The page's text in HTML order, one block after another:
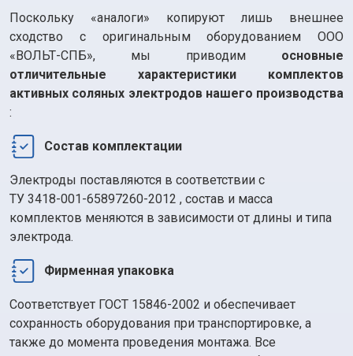
Поскольку «аналоги» копируют лишь внешнее
сходство с оригинальным оборудованием ООО
«ВОЛЬТ-СПБ», мы приводим основные
отличительные характеристики комплектов
активных соляных электродов нашего производства
:
Состав комплектации
Электроды поставляются в соответствии с
ТУ 3418-001-65897260-2012 , состав и масса
комплектов меняются в зависимости от длины и типа
электрода.
Фирменная упаковка
Соответствует ГОСТ 15846-2002 и обеспечивает
сохранность оборудования при транспортировке, а
также до момента проведения монтажа. Все